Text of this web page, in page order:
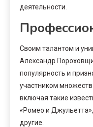
деятельности.
Своим талантом и
Александр
популярность и
участником
включая такие
«Ромео и
другие.